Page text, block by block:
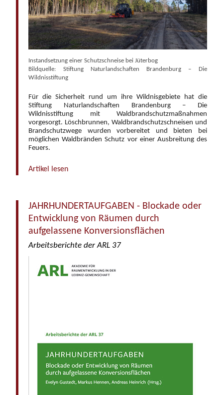
Instandsetzung einer Schutzschneise bei Jüterbog
Bildquelle: Stiftung Naturlandschaften Brandenburg – Die
Wildnisstiftung
Für die Sicherheit rund um ihre Wildnisgebiete hat die
Stiftung Naturlandschaften Brandenburg – Die
Wildnisstiftung mit Waldbrandschutzmaßnahmen
vorgesorgt. Löschbrunnen, Waldbrandschutzschneisen und
Brandschutzwege wurden vorbereitet und bieten bei
möglichen Waldbränden Schutz vor einer Ausbreitung des
Feuers.
Artikel lesen
JAHRHUNDERTAUFGABEN - Blockade oder
Entwicklung von Räumen durch
aufgelassene Konversionsflächen
Arbeitsberichte der ARL 37